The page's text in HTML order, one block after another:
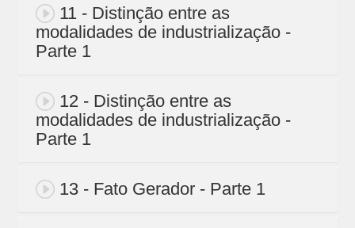
11 - Distinção entre as
modalidades de industrialização -
Parte 1
12 - Distinção entre as
modalidades de industrialização -
Parte 1
13 - Fato Gerador - Parte 1